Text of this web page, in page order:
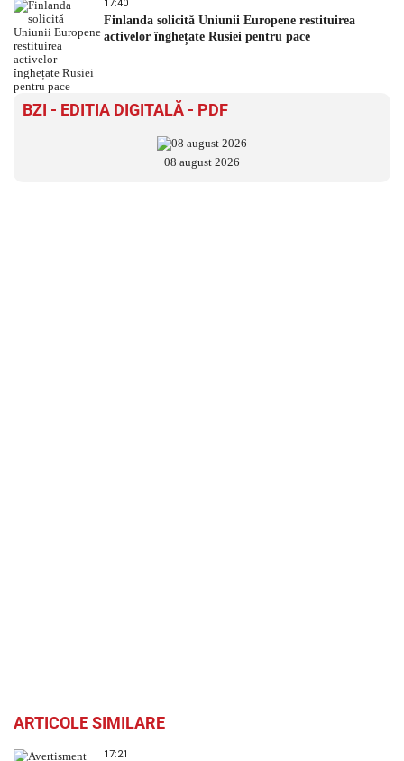
17:40
Finlanda solicită Uniunii Europene restituirea
activelor înghețate Rusiei pentru pace
BZI - EDITIA DIGITALĂ - PDF
08 august 2026
ARTICOLE SIMILARE
17:21